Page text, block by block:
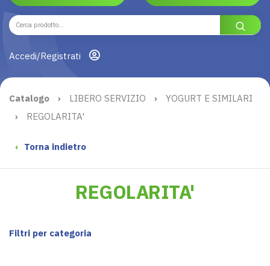
Accedi/Registrati
Catalogo › LIBERO SERVIZIO ›
YOGURT E SIMILARI
›
REGOLARITA'
‹ Torna indietro
REGOLARITA'
Filtri per categoria